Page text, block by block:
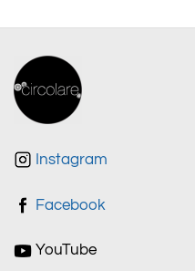
Instagram
Facebook
YouTube